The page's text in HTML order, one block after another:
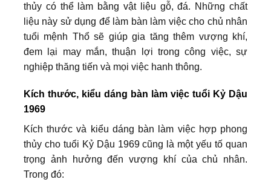
thủy có thể làm bằng vật liệu gỗ, đá. Những chất
liệu này sử dụng để làm bàn làm việc cho chủ nhân
tuổi mệnh Thổ sẽ giúp gia tăng thêm vượng khí,
đem lại may mắn, thuận lợi trong công việc, sự
nghiệp thăng tiến và mọi việc hanh thông.
Kích thước, kiểu dáng bàn làm việc tuổi Kỷ Dậu
1969
Kích thước và kiểu dáng bàn làm việc hợp phong
thủy cho tuổi Kỷ Dậu 1969 cũng là một yếu tố quan
trọng ảnh hưởng đến vượng khí của chủ nhân.
Trong đó: